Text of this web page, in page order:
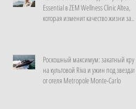
Essential в ZEM Wellness Clinic Altea,
которая изменит качество жизни за
Роскошный максимум: закатный круиз
на культовой Riva и ужин под звездами
от отеля Metropole Monte-Carlo